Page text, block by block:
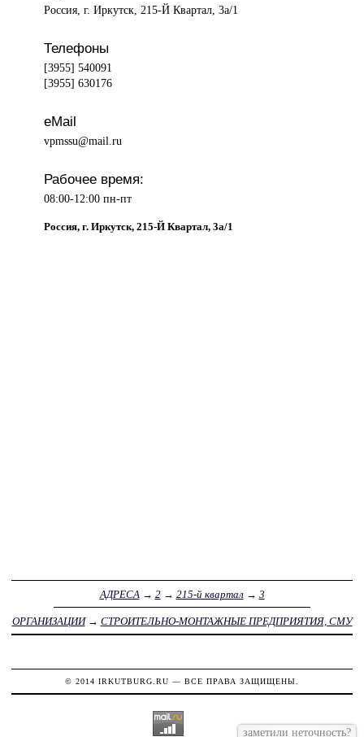
Россия, г. Иркутск, 215-Й Квартал, 3а/1
Телефоны
[3955] 540091
[3955] 630176
eMail
vpmssu@mail.ru
Рабочее время:
08:00-12:00 пн-пт
Россия, г. Иркутск, 215-Й Квартал, 3а/1
АДРЕСА → 2→ 215-й квартал→ 3
ОРГАНИЗАЦИИ→ СТРОИТЕЛЬНО-МОНТАЖНЫЕ ПРЕДПРИЯТИЯ, СМУ
© 2014 IRKUTBURG.RU — ВСЕ ПРАВА ЗАЩИЩЕНЫ.
заметили неточность?